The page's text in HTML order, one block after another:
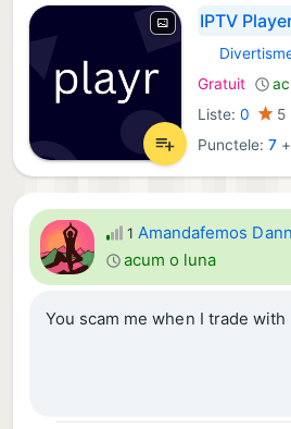
IPTV
iOS Aplicații:
Gratuit
Liste: 0 5
Punctele:7 +
1 Amandafemos Dann
acum o luna
You scam me when I trade with